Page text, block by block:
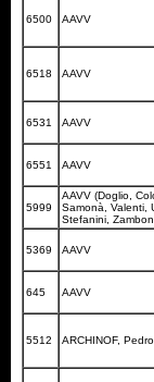
6500 AAVV
6518 AAVV
6531 AAVV
6551 AAVV
5999
AAVV (Doglio,
Samonà, Valenti,
Stefanini,
5369 AAVV
645 AAVV
5512 ARCHINOF, Pedro